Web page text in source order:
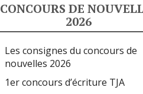
CONCOURS DE
2026
Les consignes du concours de
nouvelles 2026
1er concours d’écriture TJA